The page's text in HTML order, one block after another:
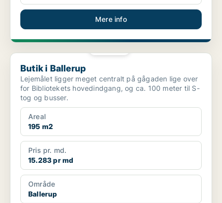
Mere info
Butik i Ballerup
Butik i Ballerup
Lejemålet ligger meget centralt på gågaden lige over
for Bibliotekets hovedindgang, og ca. 100 meter til S-
tog og busser.
Areal
195 m2
Pris pr. md.
15.283 pr md
Område
Ballerup